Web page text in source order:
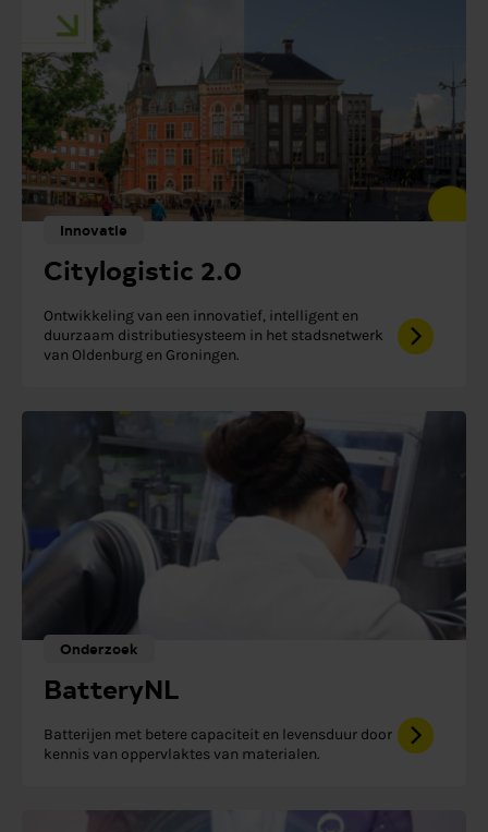
Innovatie
Citylogistic 2.0
Ontwikkeling van een innovatief, intelligent en
duurzaam distributiesysteem in het stadsnetwerk
van Oldenburg en Groningen.
Onderzoek
BatteryNL
Batterijen met betere capaciteit en levensduur door
kennis van oppervlaktes van materialen.